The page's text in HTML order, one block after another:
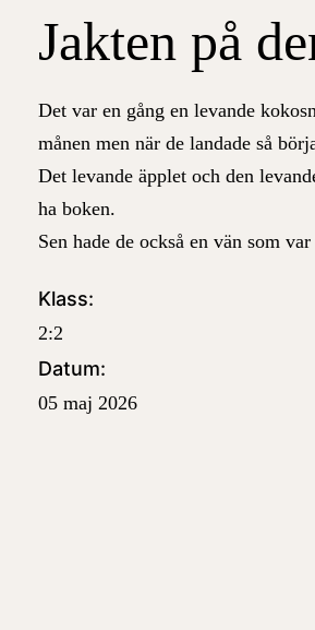
Jakten på
Det var en gång en levande
månen men när de landade så
Det levande äpplet och den
ha boken.
Sen hade de också en vän som
Klass:
2:2
Datum:
05 maj 2026